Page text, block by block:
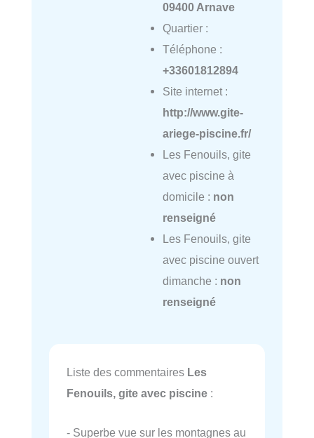
09400 Arnave
Quartier :
Téléphone :
+33601812894
Site internet :
http://www.gite-
ariege-piscine.fr/
Les Fenouils, gite
avec piscine à
domicile : non
renseigné
Les Fenouils, gite
avec piscine ouvert
dimanche : non
renseigné
Liste des commentaires Les
Fenouils, gite avec piscine :
- Superbe vue sur les montagnes au